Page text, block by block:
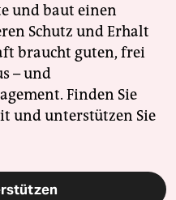
und baut einen
Schutz und Erhalt
braucht guten, frei
– und
Finden Sie
und unterstützen Sie